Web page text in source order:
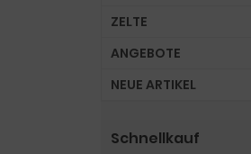
ZELTE
ANGEBOTE
NEUE ARTIKEL
Schnellkauf